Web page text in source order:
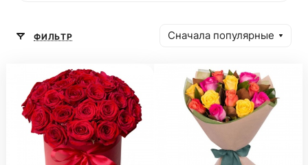
ФИЛЬТР Сначала популярные